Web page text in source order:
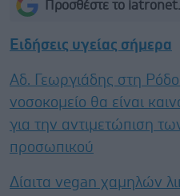
Προσθέστε το
Ειδήσεις υγείας σήμερα
Αδ. Γεωργιάδης στη
νοσοκομείο θα είναι
για την αντιμετώπιση
προσωπικού
Δίαιτα vegan χαμηλών